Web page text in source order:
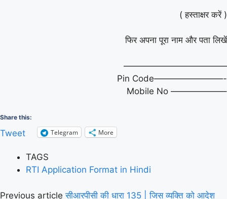
( हस्ताक्षर करें )
फिर अपना पूरा नाम और पता लिखें
————————————
Pin Code————————-
Mobile No ——————–
Share this:
Tweet Telegram More
TAGS
RTI Application Format in Hindi
Previous article सीआरपीसी की धारा 135 | जिस व्यक्ति को आदेश